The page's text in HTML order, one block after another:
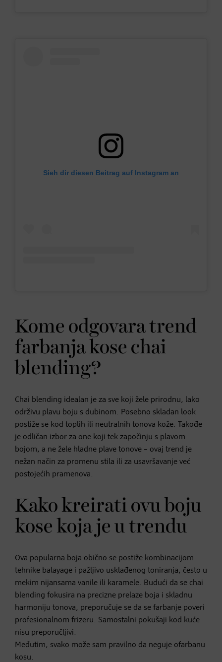
Sieh dir diesen Beitrag auf Instagram an
Kome odgovara trend
farbanja kose chai
blending?
Chai blending idealan je za sve koji žele prirodnu, lako
održivu plavu boju s dubinom. Posebno skladan look
postiže se kod toplih ili neutralnih tonova kože. Takođe
je odličan izbor za one koji tek započinju s plavom
bojom, a ne žele hladne plave tonove – ovaj trend je
nežan način za promenu stila ili za usavršavanje već
postojećih pramenova.
Kako kreirati ovu boju
kose koja je u trendu
Ova popularna boja obično se postiže kombinacijom
tehnike balayage i pažljivo usklađenog toniranja, često u
mekim nijansama vanile ili karamele. Budući da se chai
blending fokusira na precizne prelaze boja i skladnu
harmoniju tonova, preporučuje se da se farbanje poveri
profesionalnom frizeru. Samostalni pokušaji kod kuće
nisu preporučljivi.
Međutim, svako može sam pravilno da neguje ofarbanu
kosu.